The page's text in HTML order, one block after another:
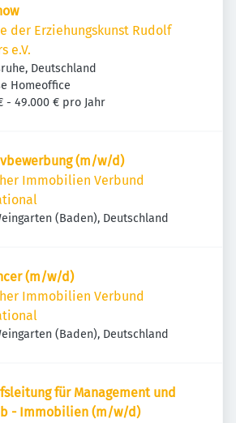
der Erziehungskunst Rudolf
e.V.
Deutschland
Homeoffice
- 49.000 € pro Jahr
(m/w/d)
Immobilien Verbund
(Baden), Deutschland
(m/w/d)
Immobilien Verbund
(Baden), Deutschland
für Management und
- Immobilien (m/w/d)